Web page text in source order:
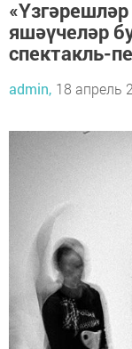
яшәүчеләр
спектакль-
admin, 18 апрель